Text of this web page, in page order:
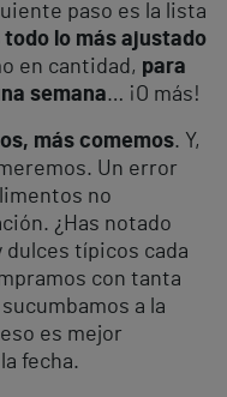
paso es la lista
todo lo más ajustado
en cantidad, para
semana… ¡O más!
más comemos. Y,
Un error
no
¿Has notado
dulces típicos cada
con tanta
a la
es mejor
fecha.